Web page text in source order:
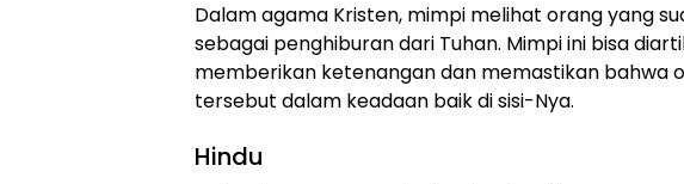
Dalam agama Kristen, mimpi melihat orang yang
sebagai penghiburan dari Tuhan. Mimpi ini bisa
memberikan ketenangan dan memastikan bahwa
tersebut dalam keadaan baik di sisi-Nya.
Hindu